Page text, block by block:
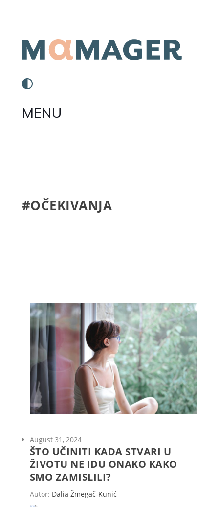
MENU
#OČEKIVANJA
August 31, 2024
ŠTO UČINITI KADA STVARI U
ŽIVOTU NE IDU ONAKO KAKO
SMO ZAMISLILI?
Autor: Dalia Žmegač-Kunić